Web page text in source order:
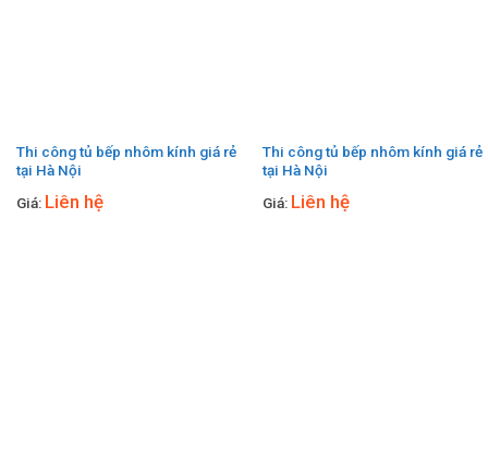
Thi công tủ bếp nhôm kính giá rẻ
tại Hà Nội
Giá: Liên hệ
Thi công tủ bếp nhôm kính giá rẻ
tại Hà Nội
Giá: Liên hệ